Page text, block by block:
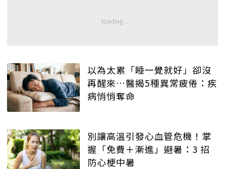
以為太累「睡一覺就好」卻沒
再醒來…醫揭5種異常疲倦：疾
病悄悄奪命
別讓高溫引發心血管危機！掌
握「免費＋漸進」避暑：3 招
防心梗中暑